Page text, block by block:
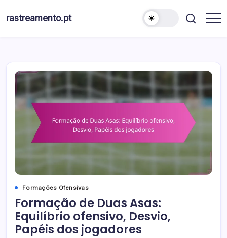
rastreamento.pt
Formações Ofensivas
Formação de Duas Asas:
Equilíbrio ofensivo, Desvio,
Papéis dos jogadores